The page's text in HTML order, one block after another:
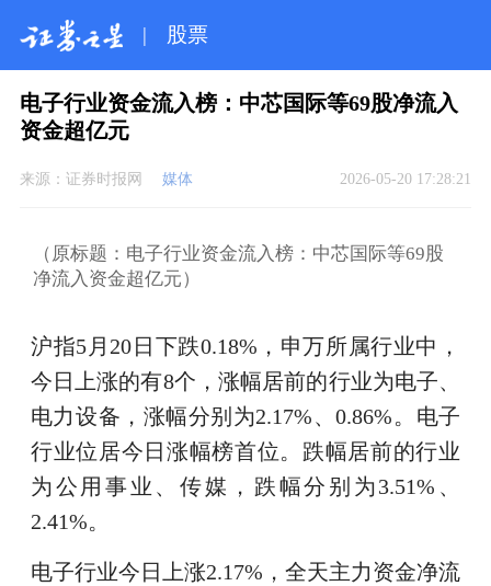
| 股票
电子行业资金流入榜：中芯国际等69股净流入
资金超亿元
来源： 证券时报网 媒体 2026-05-20 17:28:21
（原标题：电子行业资金流入榜：中芯国际等69股
净流入资金超亿元）
沪指5月20日下跌0.18%，申万所属行业中，
今日上涨的有8个，涨幅居前的行业为电子、
电力设备，涨幅分别为2.17%、0.86%。电子
行业位居今日涨幅榜首位。跌幅居前的行业
为公用事业、传媒，跌幅分别为3.51%、
2.41%。
电子行业今日上涨2.17%，全天主力资金净流